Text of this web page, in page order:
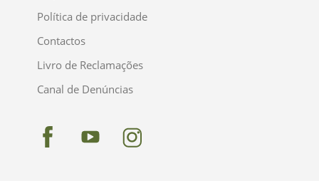
Política de privacidade
Contactos
Livro de Reclamações
Canal de Denúncias